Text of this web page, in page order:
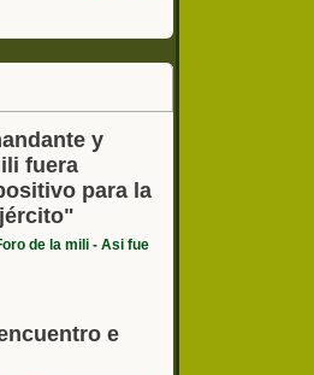
y
fuera
para la
de la mili - Asi fue
e